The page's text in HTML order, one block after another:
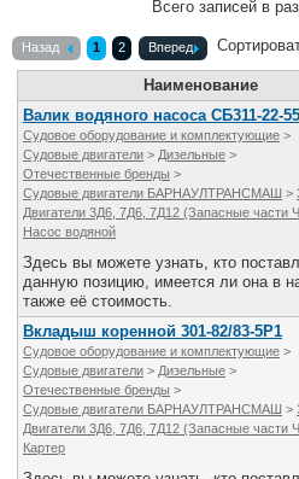
Конференции
Выставки и семинары
Личности
Словарь
Всего записей в
Назад 1 2 Вперед
Наименование
Валик водяного насоса СБ311-22-55
Судовое оборудование и комплектующие >
Судовые двигатели > Дизельные >
Отечественные бренды >
Судовые двигатели БАРНАУЛТРАНСМАШ >
Двигатели 3Д6, 7Д6, 7Д12 (Запасные части
Насос водяной
Здесь вы можете узнать, кто
данную позицию, имеется ли она в
также её стоимость.
Вкладыш коренной 301-82/83-5Р1
Судовое оборудование и комплектующие >
Судовые двигатели > Дизельные >
Отечественные бренды >
Судовые двигатели БАРНАУЛТРАНСМАШ >
Двигатели 3Д6, 7Д6, 7Д12 (Запасные части
Картер